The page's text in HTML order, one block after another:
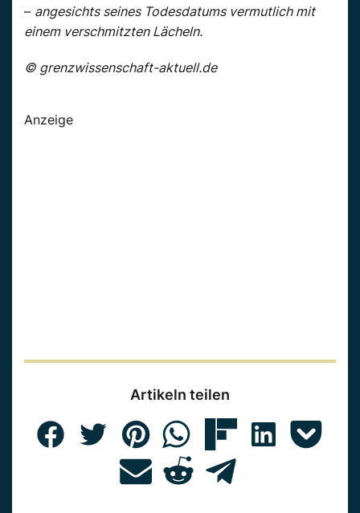
– angesichts seines Todesdatums vermutlich mit
einem verschmitzten Lächeln.
© grenzwissenschaft-aktuell.de
Anzeige
Artikeln teilen